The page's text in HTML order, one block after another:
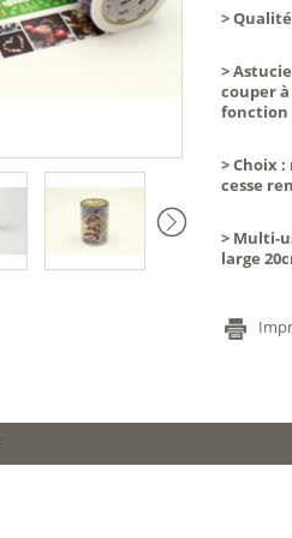
>Qualité
>
couper
fonction
>Choix :
cesse
> Multi-
large